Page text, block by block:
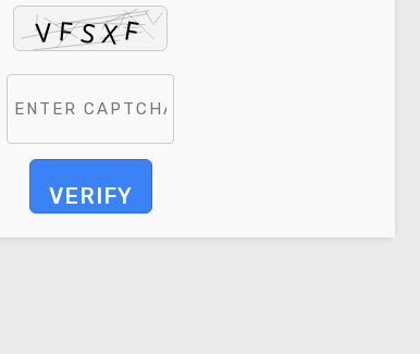
VERIFY